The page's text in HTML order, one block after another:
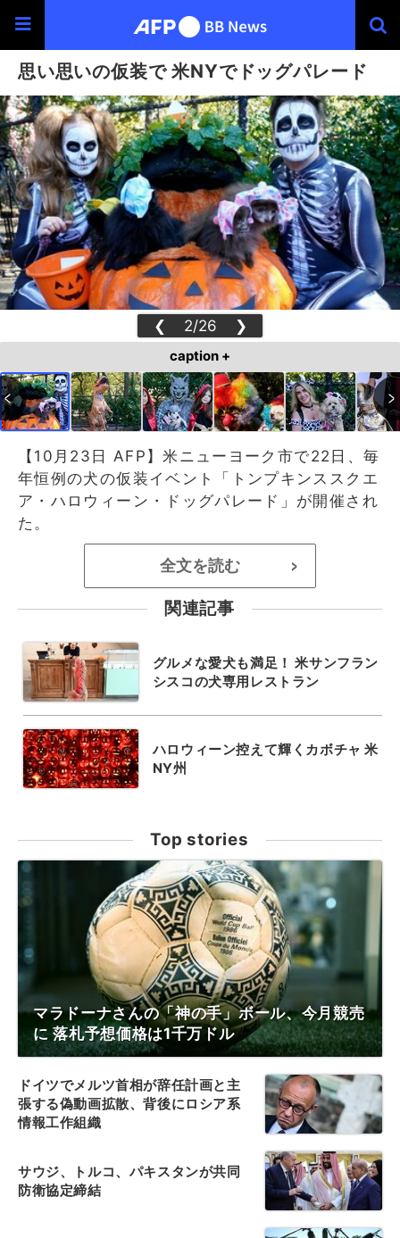
思い思いの仮装で 米NYでドッグパレード
❮ 2/26 ❯
caption +
【10月23日 AFP】米ニューヨーク市で22日、毎
年恒例の犬の仮装イベント「トンプキンススクエ
ア・ハロウィーン・ドッグパレード」が開催され
た。
全文を読む >
関連記事
グルメな愛犬も満足！ 米サンフラン
シスコの犬専用レストラン
ハロウィーン控えて輝くカボチャ 米
NY州
Top stories
マラドーナさんの「神の手」ボール、今月競売
に 落札予想価格は1千万ドル
ドイツでメルツ首相が辞任計画と主
張する偽動画拡散、背後にロシア系
情報工作組織
サウジ、トルコ、パキスタンが共同
防衛協定締結